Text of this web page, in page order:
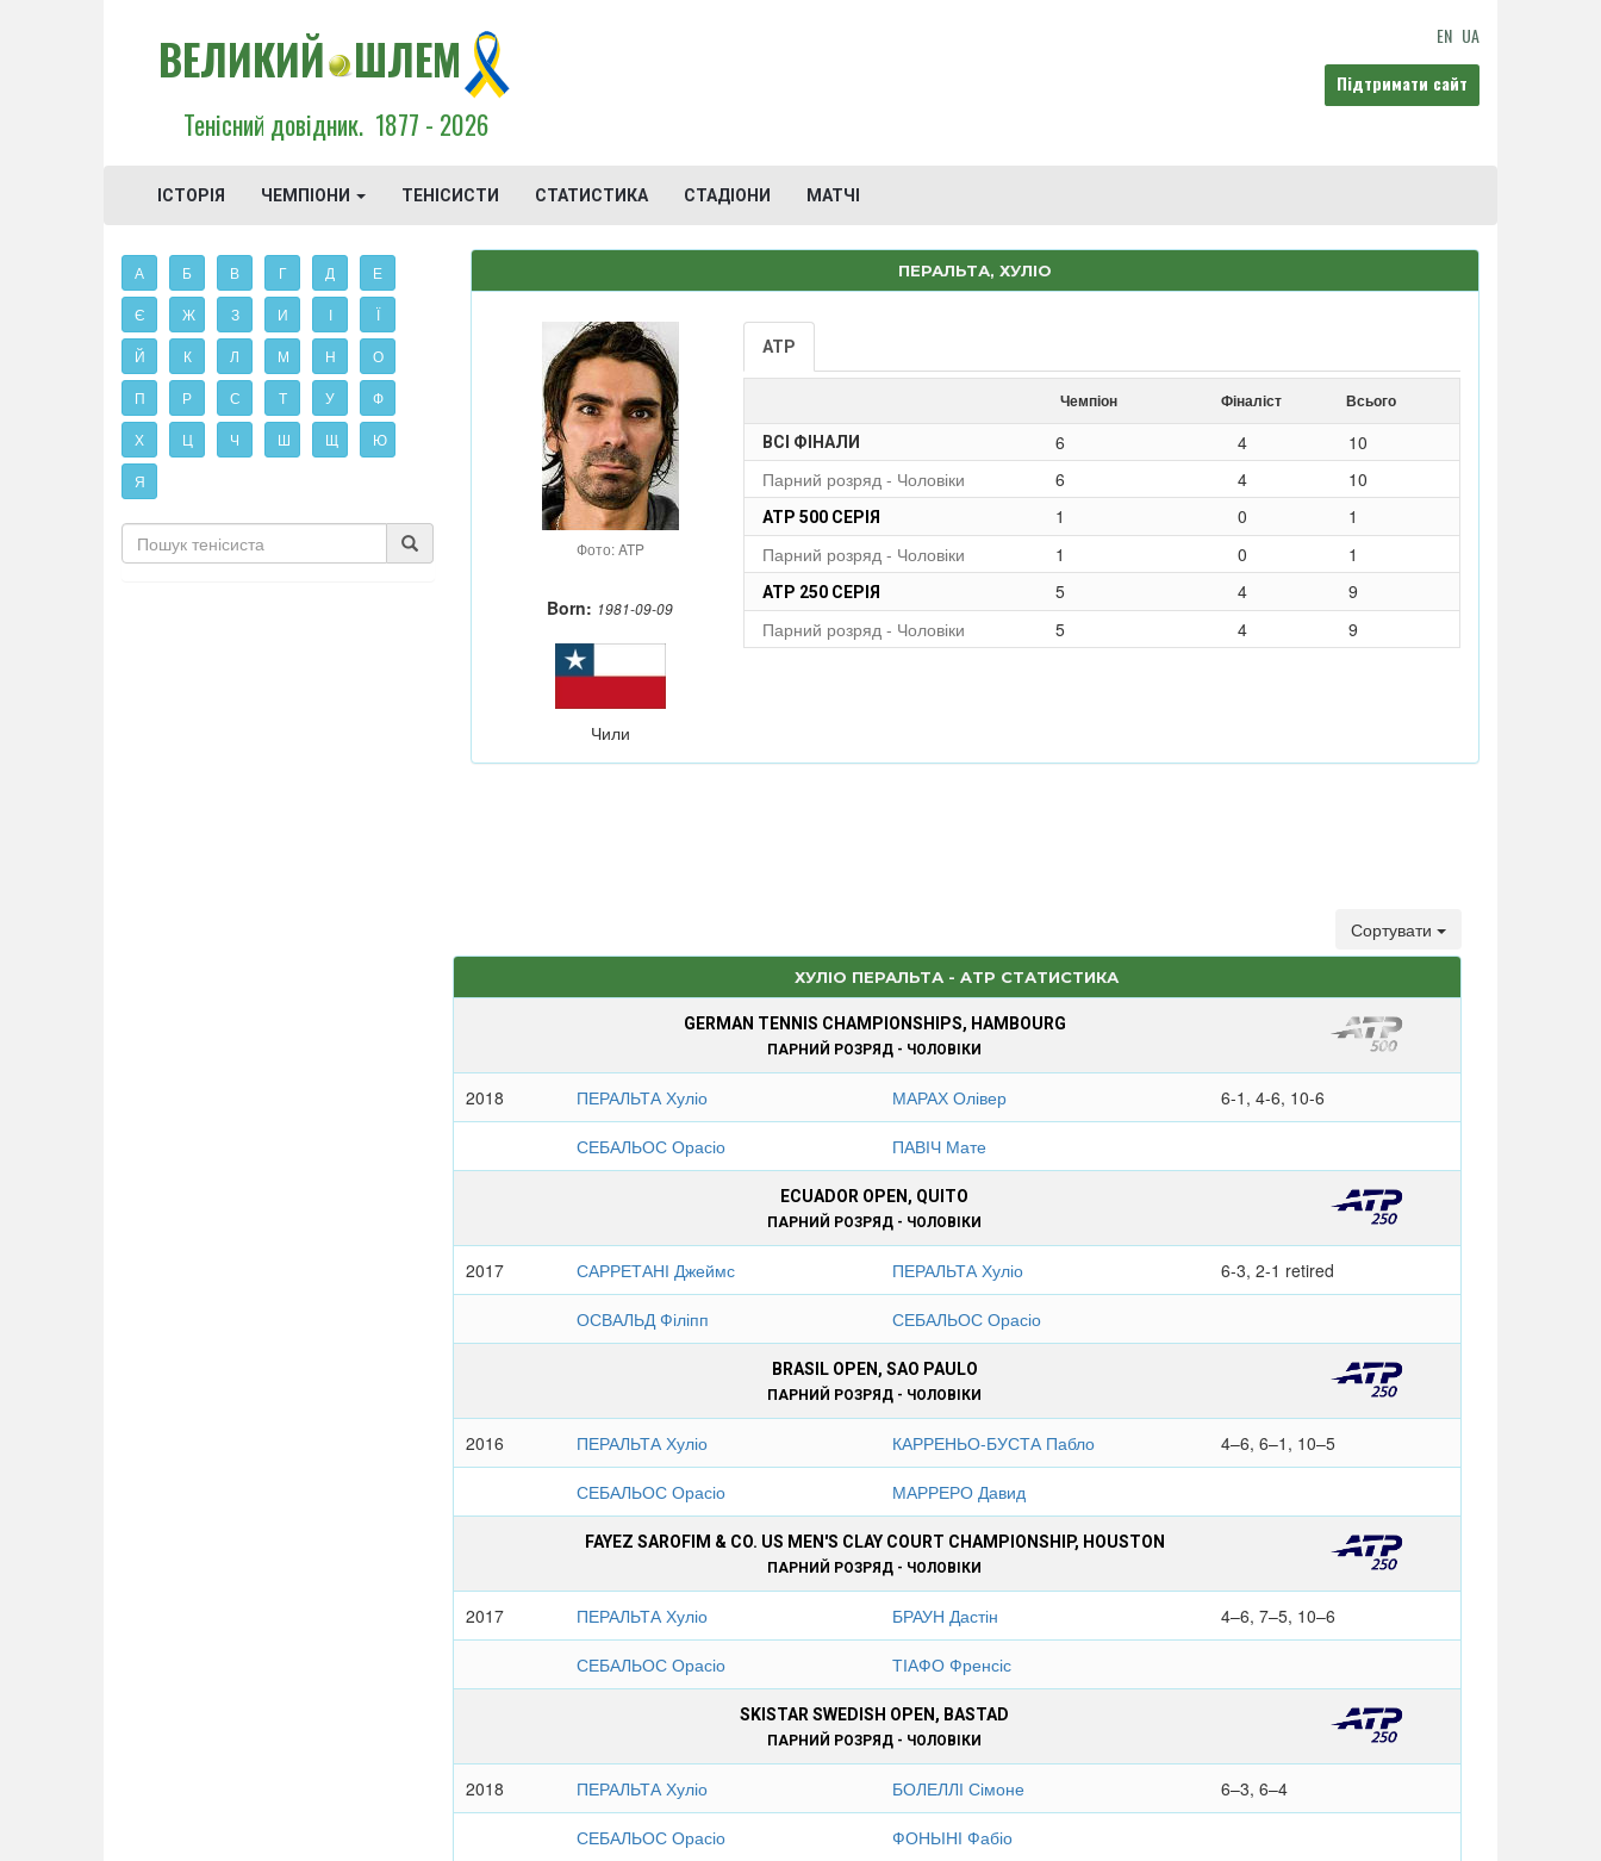
ВЕЛИКИЙ ШЛЕМ
Тенісний довідник. 1877 - 2026
EN UA
Підтримати сайт
ІСТОРІЯ ЧЕМПІОНИ ТЕНІСИСТИ СТАТИСТИКА СТАДІОНИ МАТЧІ
А Б В Г Д Е
Є Ж З И І Ї
Й К Л М Н О
П Р С Т У Ф
Х Ц Ч Ш Щ Ю
Я
ПЕРАЛЬТА, ХУЛІО
Фото: ATP
Born: 1981-09-09
Чили
ATP
Чемпіон Фіналіст Всього
ВСІ ФІНАЛИ 6 4
10
Парний розряд - Чоловіки
6 4 10
ATP 500 СЕРІЯ 1 0
1
Парний розряд - Чоловіки
1 0 1
ATP 250 СЕРІЯ 5 4
9
Парний розряд - Чоловіки
5 4 9
Сортувати
ХУЛІО ПЕРАЛЬТА - ATP СТАТИСТИКА
GERMAN TENNIS CHAMPIONSHIPS, HAMBOURG
ПАРНИЙ РОЗРЯД - ЧОЛОВІКИ
2018 ПЕРАЛЬТА Хуліо МАРАХ Олівер 6-1, 4-6, 10-6
СЕБАЛЬОС Орасіо ПАВІЧ Мате
ECUADOR OPEN, QUITO
ПАРНИЙ РОЗРЯД - ЧОЛОВІКИ
2017 САРРЕТАНІ Джеймс ПЕРАЛЬТА Хуліо 6-3, 2-1 retired
ОСВАЛЬД Філіпп СЕБАЛЬОС Орасіо
BRASIL OPEN, SAO PAULO
ПАРНИЙ РОЗРЯД - ЧОЛОВІКИ
2016 ПЕРАЛЬТА Хуліо КАРРЕНЬО-БУСТА Пабло 4–6, 6–1, 10–5
СЕБАЛЬОС Орасіо МАРРЕРО Давид
FAYEZ SAROFIM & CO. US MEN'S CLAY COURT CHAMPIONSHIP, HOUSTON
ПАРНИЙ РОЗРЯД - ЧОЛОВІКИ
2017 ПЕРАЛЬТА Хуліо БРАУН Дастін 4–6, 7–5, 10–6
СЕБАЛЬОС Орасіо ТІАФО Френсіс
SKISTAR SWEDISH OPEN, BASTAD
ПАРНИЙ РОЗРЯД - ЧОЛОВІКИ
2018 ПЕРАЛЬТА Хуліо БОЛЕЛЛІ Сімоне 6–3, 6–4
СЕБАЛЬОС Орасіо ФОНЬІНІ Фабіо